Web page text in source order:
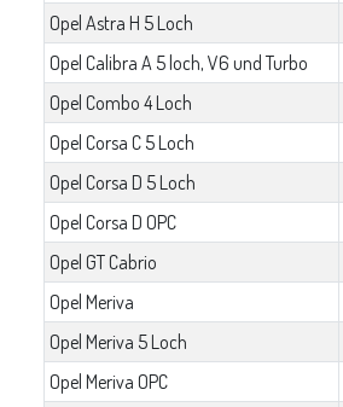
Opel Astra H 5 Loch
Opel Calibra A 5 loch, V6 und Turbo
Opel Combo 4 Loch
Opel Corsa C 5 Loch
Opel Corsa D 5 Loch
Opel Corsa D OPC
Opel GT Cabrio
Opel Meriva
Opel Meriva 5 Loch
Opel Meriva OPC